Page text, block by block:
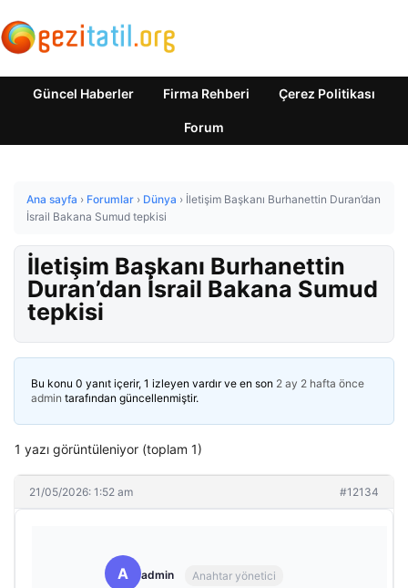
Güncel Haberler Firma Rehberi Çerez Politikası
Forum
Ana sayfa › Forumlar › Dünya › İletişim Başkanı Burhanettin Duran’dan
İsrail Bakana Sumud tepkisi
İletişim Başkanı Burhanettin
Duran’dan İsrail Bakana Sumud
tepkisi
Bu konu 0 yanıt içerir, 1 izleyen vardır ve en son 2 ay 2 hafta önce
admin tarafından güncellenmiştir.
1 yazı görüntüleniyor (toplam 1)
21/05/2026: 1:52 am #12134
A admin Anahtar yönetici